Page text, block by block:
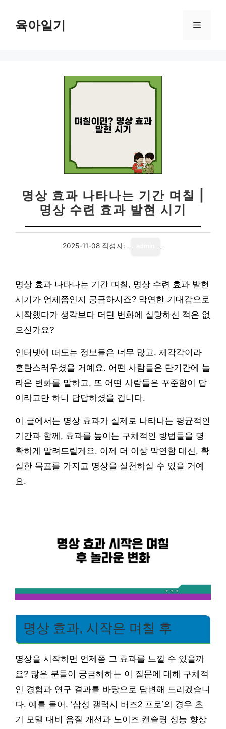
육아일기 메
명상 효과 나타나는 기간 며칠 |
명상 수련 효과 발현 시기
2025-11-08 작성자:
명상 효과 나타나는 기간 며칠, 명상 수련 효과 발현
시기가 언제쯤인지 궁금하시죠? 막연한 기대감으로
시작했다가 생각보다 더딘 변화에 실망하신 적은 없
으신가요?
인터넷에 떠도는 정보들은 너무 많고, 제각각이라
혼란스러우셨을 거예요. 어떤 사람들은 단기간에 놀
라운 변화를 말하고, 또 어떤 사람들은 꾸준함이 답
이라고만 하니 답답하셨을 겁니다.
이 글에서는 명상 효과가 실제로 나타나는 평균적인
기간과 함께, 효과를 높이는 구체적인 방법들을 명
확하게 알려드릴게요. 이제 더 이상 막연함 대신, 확
실한 목표를 가지고 명상을 실천하실 수 있을 거예
요.
명상 효과, 시작은 며칠 후
명상을 시작하면 언제쯤 그 효과를 느낄 수 있을까
요? 많은 분들이 궁금해하는 이 질문에 대해 구체적
인 경험과 연구 결과를 바탕으로 답변해 드리겠습니
다. 예를 들어, ‘삼성 갤럭시 버즈2 프로’의 경우 초
기 모델 대비 음질 개선과 노이즈 캔슬링 성능 향상